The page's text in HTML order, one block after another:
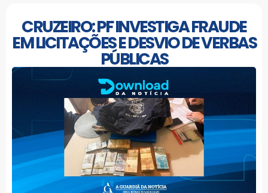
CRUZEIRO: PF INVESTIGA FRAUDE
EM LICITAÇÕES E DESVIO DE VERBAS
PÚBLICAS